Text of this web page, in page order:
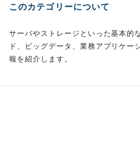
このカテゴリーについて
サーバやストレージといった基本的
ド、ビッグデータ、業務アプリケ
報を紹介します。